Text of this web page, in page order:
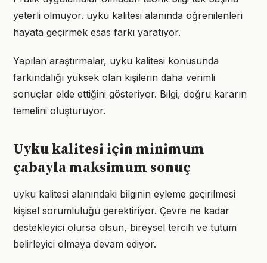
yeterli olmuyor. uyku kalitesi alanında öğrenilenleri
hayata geçirmek esas farkı yaratıyor.
Yapılan araştırmalar, uyku kalitesi konusunda
farkındalığı yüksek olan kişilerin daha verimli
sonuçlar elde ettiğini gösteriyor. Bilgi, doğru kararın
temelini oluşturuyor.
Uyku kalitesi için minimum
çabayla maksimum sonuç
uyku kalitesi alanındaki bilginin eyleme geçirilmesi
kişisel sorumluluğu gerektiriyor. Çevre ne kadar
destekleyici olursa olsun, bireysel tercih ve tutum
belirleyici olmaya devam ediyor.